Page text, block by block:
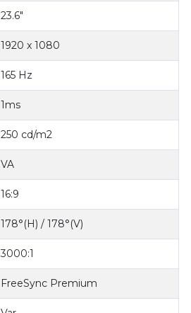
23.6"
1920 x 1080
165 Hz
1ms
250 cd/m2
VA
16:9
178°(H) / 178°(V)
3000:1
FreeSync Premium